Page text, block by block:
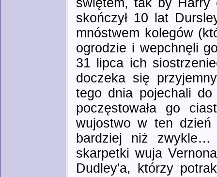
świętem, tak by Harry
skończył 10 lat
mnóstwem kolegów
ogrodzie i wepchnęli
31 lipca ich
doczeka się
tego dnia pojechali
poczęstowała go
wujostwo w ten dzień
bardziej niż
skarpetki wuja
Dudley'a, którzy